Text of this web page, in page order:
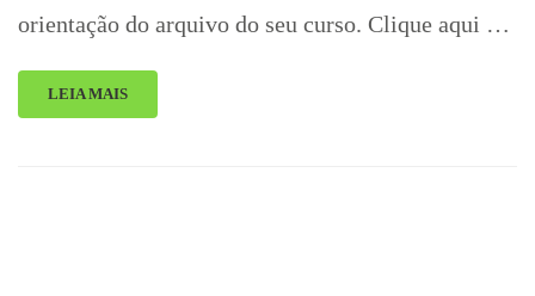
orientação do arquivo do seu curso. Clique aqui …
LEIA MAIS